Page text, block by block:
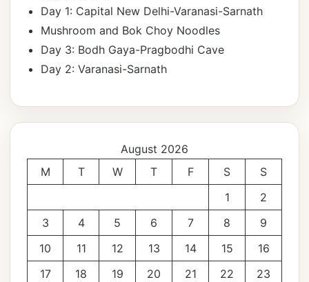
Day 1: Capital New Delhi-Varanasi-Sarnath
Mushroom and Bok Choy Noodles
Day 3: Bodh Gaya-Pragbodhi Cave
Day 2: Varanasi-Sarnath
August 2026
M
T W T F S
S
1
2
3
4 5 6 7 8
9
10
11 12 13 14 15
16
17
18 19 20 21 22
23